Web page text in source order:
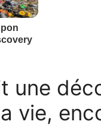
une
vie,